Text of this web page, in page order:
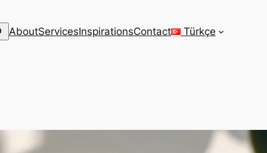
AboutServicesInspirationsContact Türkçe